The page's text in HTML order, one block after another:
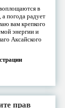
в
а погода радует
вам крепкого
энергии и
Аксайского
прав